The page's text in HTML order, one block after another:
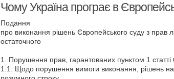
Чому Україна програє в
Подання
про виконання рішень Європейського суду з прав
остаточного
1. Порушення прав, гарантованих пунктом 1
1.1. Щодо порушення вимоги виконання, рішень